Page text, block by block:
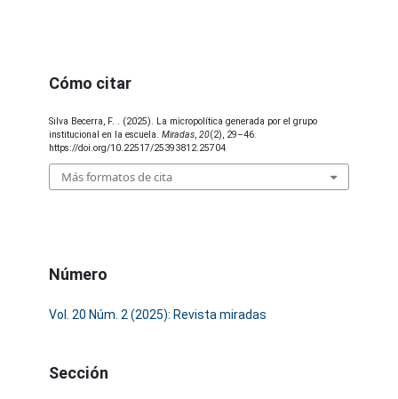
Cómo citar
Silva Becerra, F. . (2025). La micropolítica generada por el grupo
institucional en la escuela.Miradas,20(2), 29–46.
https://doi.org/10.22517/25393812.25704
Más formatos de cita
Número
Vol. 20 Núm. 2 (2025): Revista miradas
Sección